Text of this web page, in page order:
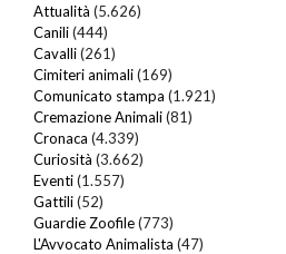
Attualità (5.626)
Canili(444)
Cavalli(261)
Cimiteri animali(169)
Comunicato stampa (1.921)
Cremazione Animali(81)
Cronaca (4.339)
Curiosità (3.662)
Eventi(1.557)
Gattili(52)
Guardie Zoofile(773)
L'Avvocato Animalista (47)